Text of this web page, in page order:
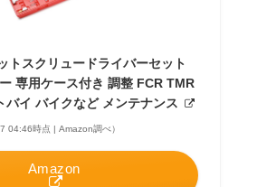
トスクリュードライバーセット
専用ケース付き 調整 FCR TMR
バイ バイクなど メンテナンス
04:46時点 | Amazon調べ）
Amazon